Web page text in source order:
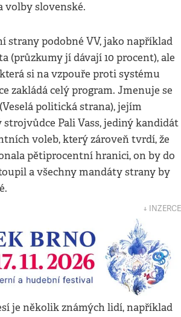
volby slovenské.
strany podobné VV, jako například
(průzkumy jí dávají 10 procent), ale
si na vzpouře proti systému
zakládá celý program. Jmenuje se
politická strana), jejím
Pali Vass, jediný kandidát
voleb, který zároveň tvrdí, že
pětiprocentní hranici, on by do
a všechny mandáty strany by
↓ INZERCE
je několik známých lidí, například